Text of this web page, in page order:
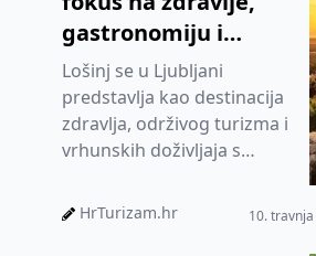
gastronomiju i
outdoor ponudu
Lošinj se u Ljubljani
predstavlja kao destinacija
zdravlja, održivog turizma i
vrhunskih doživljaja s
slovenskom tržištu.
HrTurizam.hr 10.